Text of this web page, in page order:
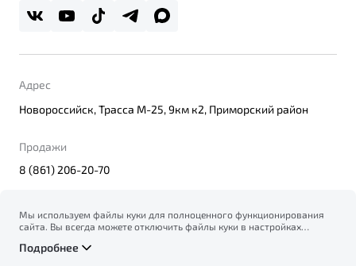
Адрес
Новороссийск, Трасса М-25, 9км к2, Приморский район
Продажи
8 (861) 206-20-70
© 2026
Политика конфиденциальности персональных данных
Мы используем файлы куки для полноценного функционирования
сайта. Вы всегда можете отключить файлы куки в настройках
на сбор и использование файлов куки, и подтверждаете
Подробнее